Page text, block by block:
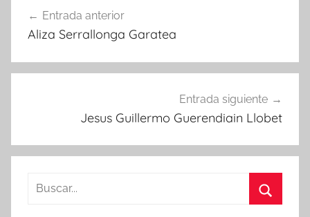
de
Entrada anterior
Aliza Serrallonga Garatea
Entrada siguiente
Jesus Guillermo Guerendiain Llobet
Buscar: